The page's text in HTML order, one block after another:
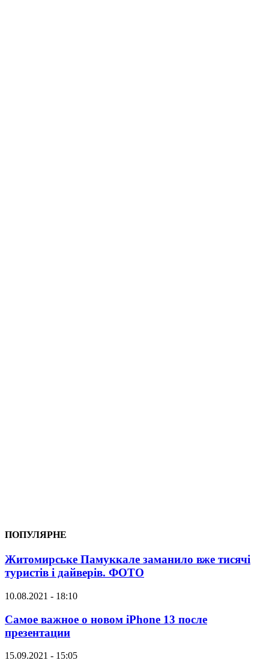
ПОПУЛЯРНЕ
Житомирське Памуккале заманило вже тисячі
туристів і дайверів. ФОТО
10.08.2021 - 18:10
Самое важное о новом iPhone 13 после
презентации
15.09.2021 - 15:05